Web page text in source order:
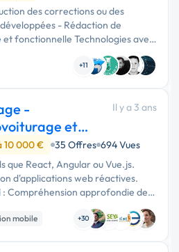
des corrections ou des
- Rédaction de
fonctionnelle Technologies avec
: - Back-end : PHP, Python -
+11
-
et
Il y a 3 ans
10 000 € 35 Offres 694 Vues
React, Angular ou Vue.js.
d'applications web réactives.
Compréhension approfondie des
côté serveur tels que Node.js,
mobile +30